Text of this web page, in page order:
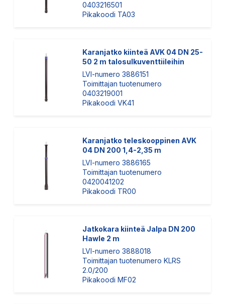
0403216501
Pikakoodi TA03
Karanjatko kiinteä AVK 04 DN 25-
50 2 m talosulkuventtiileihin
LVI-numero 3886151
Toimittajan tuotenumero
0403219001
Pikakoodi VK41
Karanjatko teleskooppinen AVK
04 DN 200 1,4-2,35 m
LVI-numero 3886165
Toimittajan tuotenumero
0420041202
Pikakoodi TR00
Jatkokara kiinteä Jalpa DN 200
Hawle 2 m
LVI-numero 3888018
Toimittajan tuotenumero KLRS
2.0/200
Pikakoodi MF02